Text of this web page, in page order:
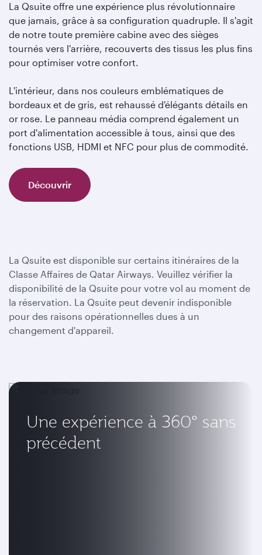
La Qsuite offre une expérience plus révolutionnaire
que jamais, grâce à sa configuration quadruple. Il s'agit
de notre toute première cabine avec des sièges
tournés vers l'arrière, recouverts des tissus les plus fins
pour optimiser votre confort.
L'intérieur, dans nos couleurs emblématiques de
bordeaux et de gris, est rehaussé d'élégants détails en
or rose. Le panneau média comprend également un
port d'alimentation accessible à tous, ainsi que des
fonctions USB, HDMI et NFC pour plus de commodité.
Découvrir
La Qsuite est disponible sur certains itinéraires de la
Classe Affaires de Qatar Airways. Veuillez vérifier la
disponibilité de la Qsuite pour votre vol au moment de
la réservation. La Qsuite peut devenir indisponible
pour des raisons opérationnelles dues à un
changement d'appareil.
Une expérience à 360° sans
précédent